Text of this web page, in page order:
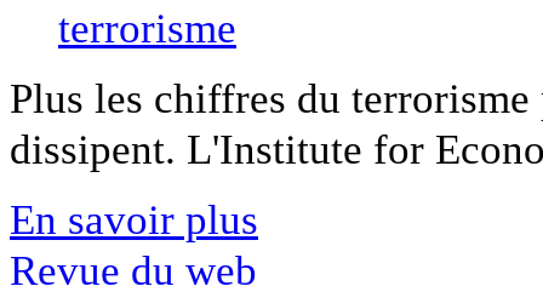
Plus les chiffres du
dissipent. L'Institute for
En savoir plus
Revue du web